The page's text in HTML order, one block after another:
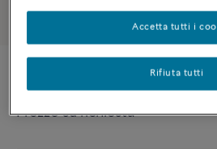
Collana Force 10
Prezzo su richiesta
Rifiuta tutti
Accetta tutti i